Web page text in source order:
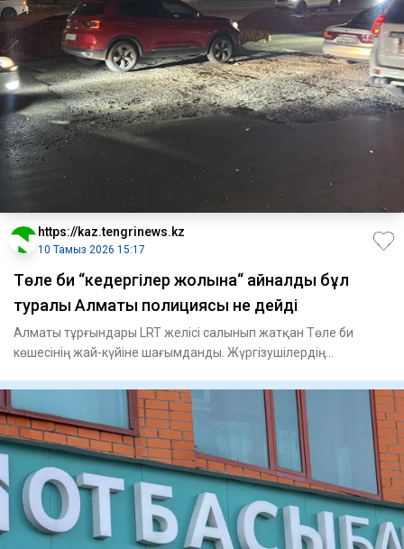
https://kaz.tengrinews.kz
10 Тамыз 2026 15:17
Төле би “кедергілер жолына“ айналды бұл
туралы Алматы полициясы не дейді
Алматы тұрғындары LRT желісі салынып жатқан Төле би
көшесінің жай-күйіне шағымданды. Жүргізушілердің